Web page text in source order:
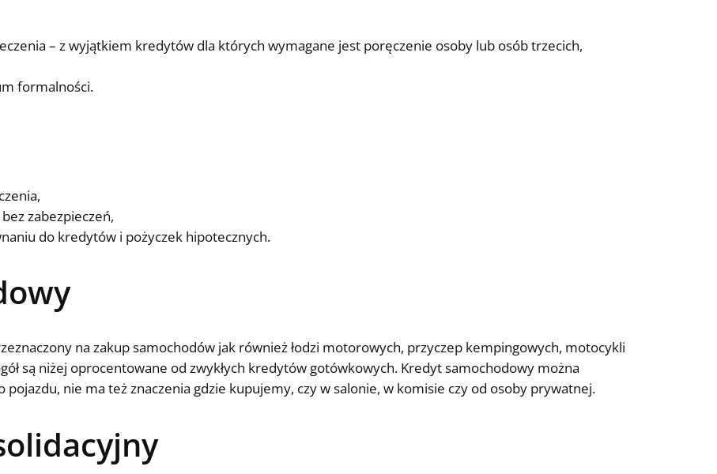
– z wyjątkiem kredytów dla których wymagane jest poręczenie osoby lub osób trzecich,
formalności.
zabezpieczeń,
do kredytów i pożyczek hipotecznych.
na zakup samochodów jak również łodzi motorowych, przyczep kempingowych, motocykli
są niżej oprocentowane od zwykłych kredytów gotówkowych. Kredyt samochodowy można
nie ma też znaczenia gdzie kupujemy, czy w salonie, w komisie czy od osoby prywatnej.